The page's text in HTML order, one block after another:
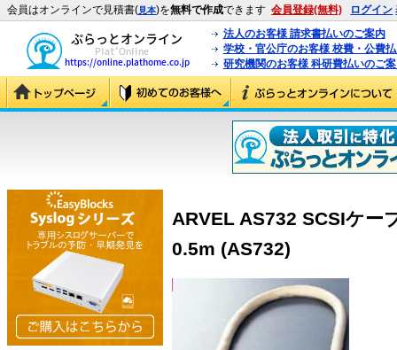
会員はオンラインで見積書(見本)を無料で作成できます 会員登録(無料) ログイン
法人のお客様 請求書払いのご案内
学校・官公庁のお客様 校費・公費
研究機関のお客様 科研費払いのご
ARVEL AS732 SCSIケー
0.5m (AS732)